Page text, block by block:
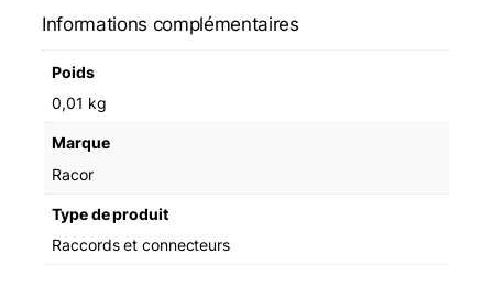
Informations complémentaires
Poids
0,01 kg
Marque
Racor
Type de produit
Raccords et connecteurs